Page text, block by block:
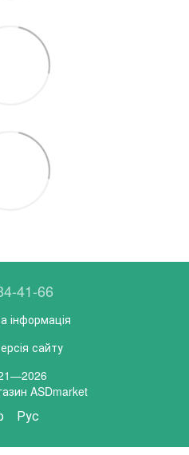
41-66
інформація
сайту
ASDmarket
Рус